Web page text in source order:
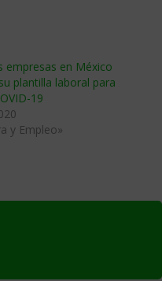
empresas en México
plantilla laboral para
19
y Empleo»